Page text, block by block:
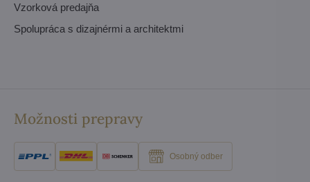
Vzorková predajňa
Spolupráca s dizajnérmi a architektmi
Možnosti prepravy
Osobný odber